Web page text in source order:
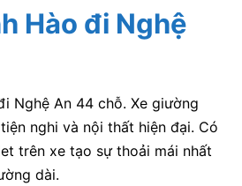
Hào đi Nghệ
Nghệ An 44 chỗ. Xe giường
nghi và nội thất hiện đại. Có
trên xe tạo sự thoải mái nhất
dài.